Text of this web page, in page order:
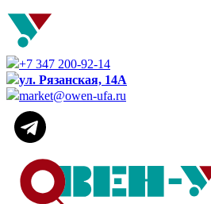
+7 347 200-92-14
ул. Рязанская, 14А
market@owen-ufa.ru